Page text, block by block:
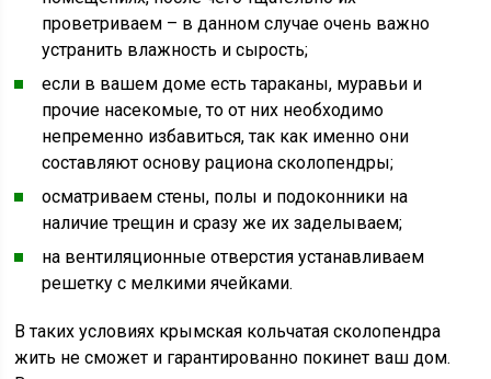
проветриваем – в данном случае очень важно
устранить влажность и сырость;
если в вашем доме есть тараканы, муравьи и
прочие насекомые, то от них необходимо
непременно избавиться, так как именно они
составляют основу рациона сколопендры;
осматриваем стены, полы и подоконники на
наличие трещин и сразу же их заделываем;
на вентиляционные отверстия устанавливаем
решетку с мелкими ячейками.
В таких условиях крымская кольчатая сколопендра
жить не сможет и гарантированно покинет ваш дом.